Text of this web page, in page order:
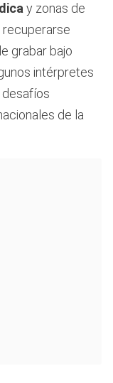
y zonas de
grabar bajo
intérpretes
de la